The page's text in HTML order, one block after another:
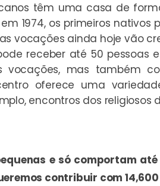
têm uma casa de
1974, os primeiros nativos
vocações ainda hoje vão
receber até 50 pessoas
vocações, mas também
oferece uma
encontros dos religiosos
e só comportam
contribuir com